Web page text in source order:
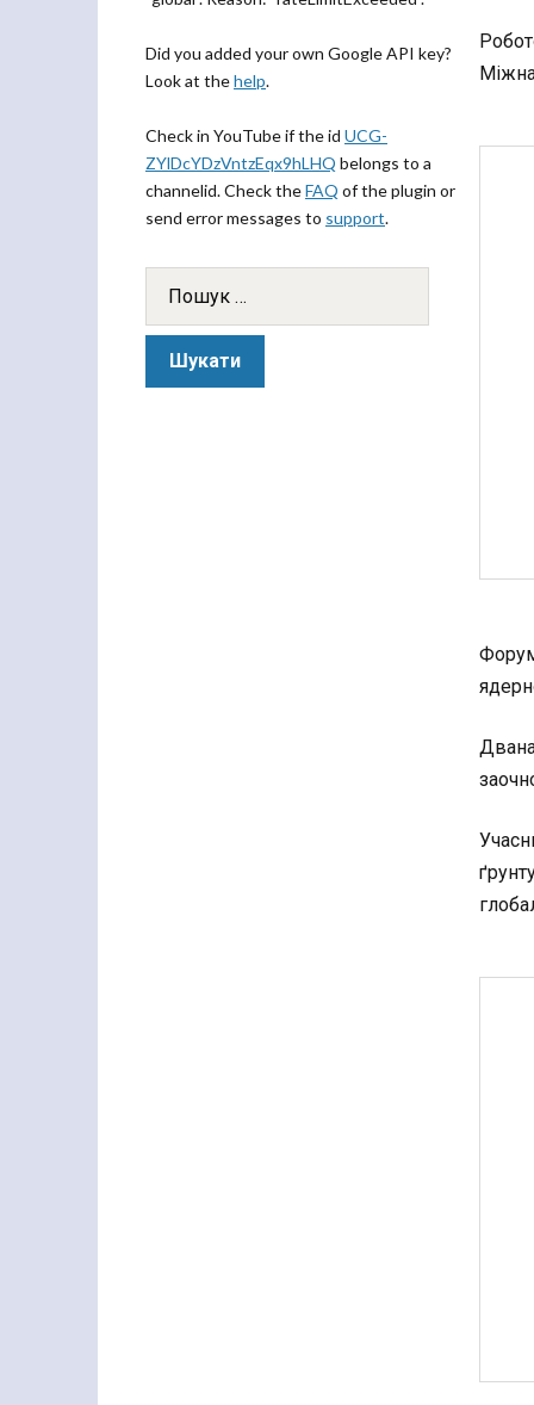
Did you added your own Google API key?
Look at thehelp.
Check in YouTube if the id UCG-
ZYlDcYDzVntzEqx9hLHQ belongs to a
channelid. Check theFAQ of the plugin or
send error messages to support.